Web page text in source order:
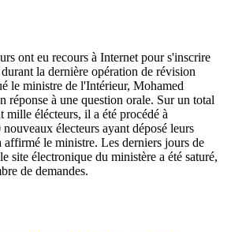
ont eu recours à Internet pour s'inscrire
la dernière opération de révision
le ministre de l'Intérieur, Mohamed
réponse à une question orale. Sur un total
élécteurs, il a été procédé à
électeurs ayant déposé leurs
affirmé le ministre. Les derniers jours de
site électronique du ministère a été saturé,
de demandes.